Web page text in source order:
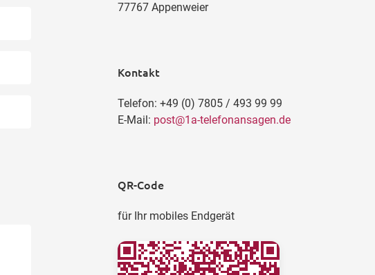
77767 Appenweier
Kontakt
Telefon: +49 (0) 7805 / 493 99 99
E-Mail: post@1a-telefonansagen.de
QR-Code
für Ihr mobiles Endgerät